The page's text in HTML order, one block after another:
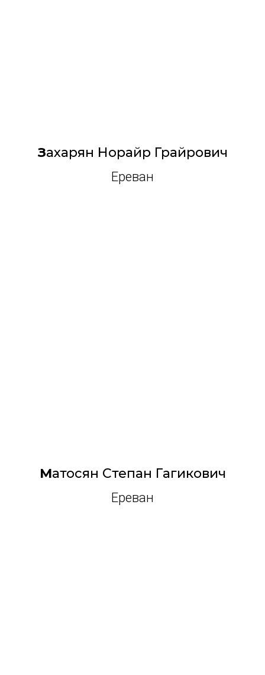
Захарян Норайр Грайрович
Ереван
Матосян Степан Гагикович
Ереван